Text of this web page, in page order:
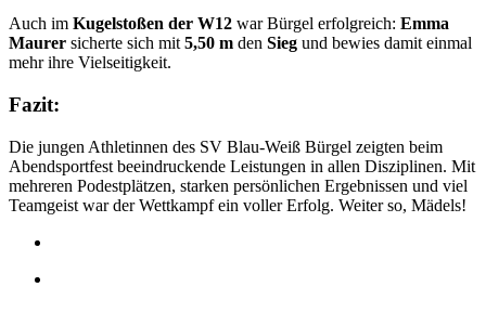
Auch im Kugelstoßen der W12 war Bürgel erfolgreich: Emma
Maurer sicherte sich mit 5,50 m den Sieg und bewies damit einmal
mehr ihre Vielseitigkeit.
Fazit:
Die jungen Athletinnen des SV Blau-Weiß Bürgel zeigten beim
Abendsportfest beeindruckende Leistungen in allen Disziplinen. Mit
mehreren Podestplätzen, starken persönlichen Ergebnissen und viel
Teamgeist war der Wettkampf ein voller Erfolg. Weiter so, Mädels!